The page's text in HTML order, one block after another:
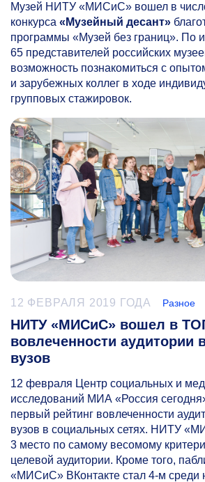
Музей НИТУ «МИСиС» вошел в
конкурса «Музейный десант»
программы «Музей без границ». По
65 представителей российских
возможность познакомиться с
и зарубежных коллег в ходе
групповых стажировок.
12 ФЕВРАЛЯ 2019 ГОДА Разное
НИТУ «МИСиС» вошел в
вовлеченности аудитории
вузов
12 февраля Центр социальных и
исследований МИА «Россия
первый рейтинг вовлеченности
вузов в социальных сетях. НИТУ
3 место по самому весомому
целевой аудитории. Кроме того,
«МИСиС» ВКонтакте стал 4-м среди